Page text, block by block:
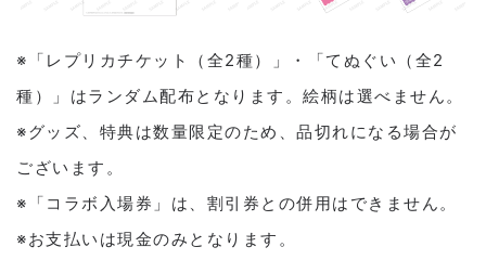
※「レプリカチケット（全2種）」・「てぬぐい（全2
種）」はランダム配布となります。絵柄は選べません。
※グッズ、特典は数量限定のため、品切れになる場合が
ございます。
※「コラボ入場券」は、割引券との併用はできません。
※お支払いは現金のみとなります。